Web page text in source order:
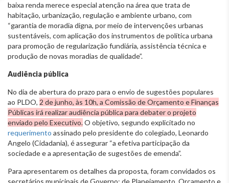
baixa renda merece especial atenção na área que trata de
habitação, urbanização, regulação e ambiente urbano, com
“garantia de moradia digna, por meio de intervenções urbanas
sustentáveis, com aplicação dos instrumentos de política urbana
para promoção de regularização fundiária, assistência técnica e
produção de novas moradias de qualidade”.
Audiência pública
No dia de abertura do prazo para o envio de sugestões populares
ao PLDO, 2 de junho, às 10h, a Comissão de Orçamento e Finanças
Públicas irá realizar audiência pública para debater o projeto
enviado pelo Executivo.O objetivo, segundo explicitado no
requerimento assinado pelo presidente do colegiado, Leonardo
Angelo (Cidadania), é assegurar “a efetiva participação da
sociedade e a apresentação de sugestões de emenda”.
Para apresentarem os detalhes da proposta, foram convidados os